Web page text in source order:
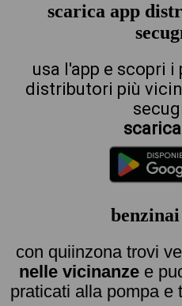
scarica app
usa l'app e scopri
distributori più
con quiinzona trovi
nelle vicinanze e
praticati alla pompa e